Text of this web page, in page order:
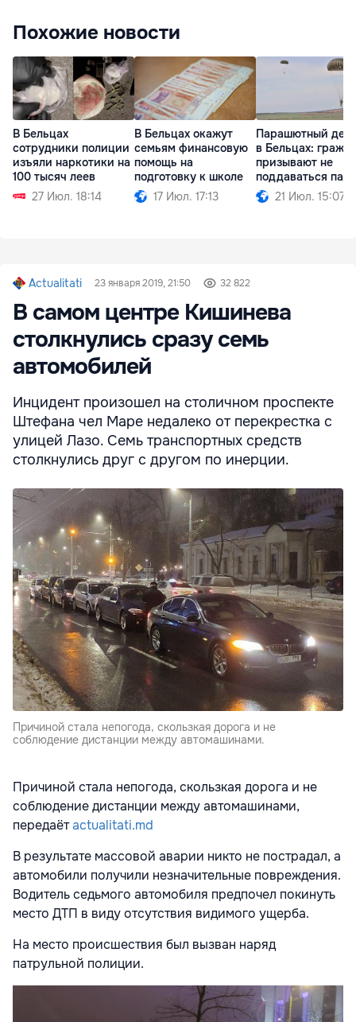
Похожие новости
В Бельцах
сотрудники полиции
изъяли наркотики на
100 тысяч леев
27 Июл. 18:14
В Бельцах окажут
семьям финансовую
помощь на
подготовку к школе
17 Июл. 17:13
Парашютный
в Бельцах:
призывают не
поддаваться
21 Июл. 15:07
Actualitati 23 января 2019, 21:50 32 822
В самом центре Кишинева
столкнулись сразу семь
автомобилей
Инцидент произошел на столичном проспекте
Штефана чел Маре недалеко от перекрестка с
улицей Лазо. Семь транспортных средств
столкнулись друг с другом по инерции.
Причиной стала непогода, скользкая дорога и не
соблюдение дистанции между автомашинами.
Причиной стала непогода, скользкая дорога и не
соблюдение дистанции между автомашинами,
передаётactualitati.md
В результате массовой аварии никто не пострадал, а
автомобили получили незначительные повреждения.
Водитель седьмого автомобиля предпочел покинуть
место ДТП в виду отсутствия видимого ущерба.
На место происшествия был вызван наряд
патрульной полиции.